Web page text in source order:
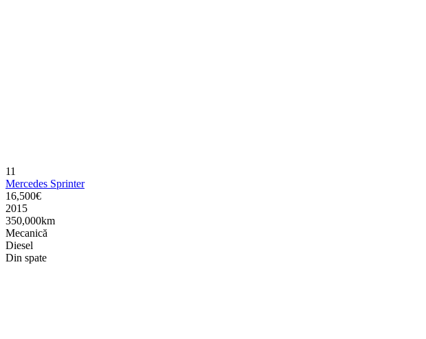
11
Mercedes Sprinter
16,500€
2015
350,000km
Mecanică
Diesel
Din spate